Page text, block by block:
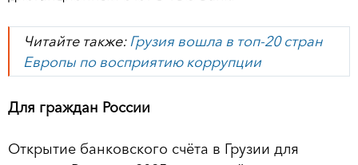
Читайте также:Грузия вошла в топ-20 стран
Европы по восприятию коррупции
Для граждан России
Открытие банковского счёта в Грузии для